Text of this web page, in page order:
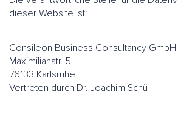
dieser Website ist:
Consileon Business Consultancy GmbH
Maximilianstr. 5
76133 Karlsruhe
Vertreten durch Dr. Joachim Schü